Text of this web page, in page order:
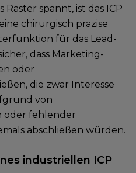
spannt, ist das ICP
chirurgisch präzise
für das Lead-
dass Marketing-
oder
die zwar Interesse
von
oder fehlender
abschließen würden.
industriellen ICP